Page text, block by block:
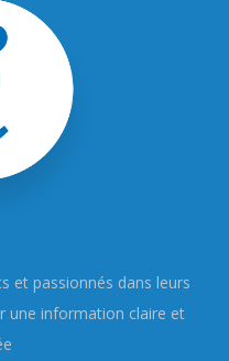
et passionnés dans leurs
une information claire et